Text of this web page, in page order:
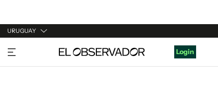
URUGUAY
URUGUAY
ARGENTINA
Login